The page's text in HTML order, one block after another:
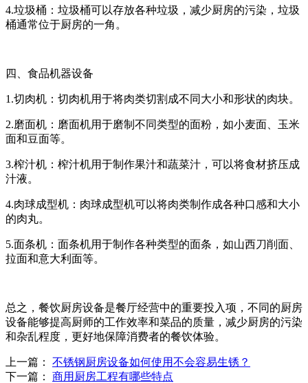
4.垃圾桶：垃圾桶可以存放各种垃圾，减少厨房的污染，垃圾
桶通常位于厨房的一角。
四、食品机器设备
1.切肉机：切肉机用于将肉类切割成不同大小和形状的肉块。
2.磨面机：磨面机用于磨制不同类型的面粉，如小麦面、玉米
面和豆面等。
3.榨汁机：榨汁机用于制作果汁和蔬菜汁，可以将食材挤压成
汁液。
4.肉球成型机：肉球成型机可以将肉类制作成各种口感和大小
的肉丸。
5.面条机：面条机用于制作各种类型的面条，如山西刀削面、
拉面和意大利面等。
总之，餐饮厨房设备是餐厅经营中的重要投入项，不同的厨房
设备能够提高厨师的工作效率和菜品的质量，减少厨房的污染
和杂乱程度，更好地保障消费者的餐饮体验。
上一篇： 不锈钢厨房设备如何使用不会容易生锈？
下一篇： 商用厨房工程有哪些特点